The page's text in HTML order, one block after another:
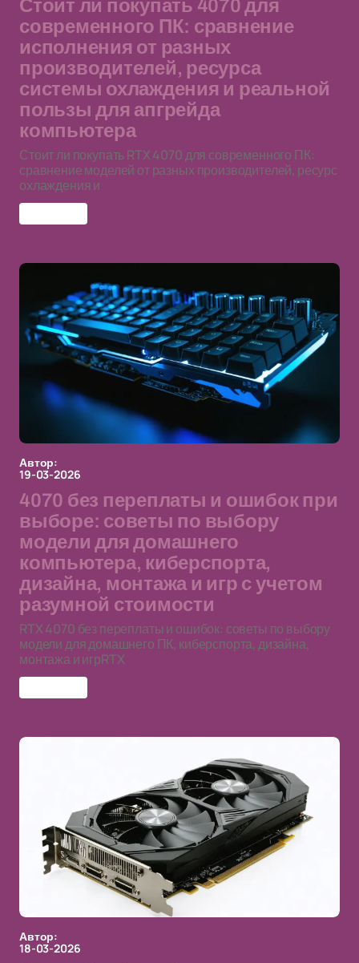
Стоит ли покупать 4070 для
современного ПК: сравнение
исполнения от разных
производителей, ресурса
системы охлаждения и реальной
пользы для апгрейда
компьютера
Стоит ли покупать RTX 4070 для современного ПК:
сравнение моделей от разных производителей, ресурс
охлаждения и
Автор:
19-03-2026
4070 без переплаты и ошибок при
выборе: советы по выбору
модели для домашнего
компьютера, киберспорта,
дизайна, монтажа и игр с учетом
разумной стоимости
RTX 4070 без переплаты и ошибок: советы по выбору
модели для домашнего ПК, киберспорта, дизайна,
монтажа и игрRTX
Автор:
18-03-2026